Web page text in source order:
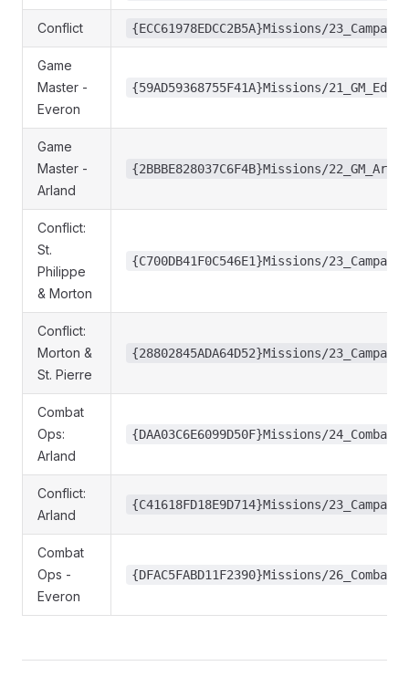
Conflict {ECC61978EDCC2B5A}Missions/
Game
Master -
Everon
{59AD59368755F41A}Missions/
Game
Master -
Arland
{2BBBE828037C6F4B}Missions/
Conflict:
St.
Philippe
& Morton
{C700DB41F0C546E1}Missions/
Conflict:
Morton &
St. Pierre
{28802845ADA64D52}Missions/
Combat
Ops:
Arland
{DAA03C6E6099D50F}Missions/
Conflict:
Arland
{C41618FD18E9D714}Missions/
Combat
Ops -
Everon
{DFAC5FABD11F2390}Missions/